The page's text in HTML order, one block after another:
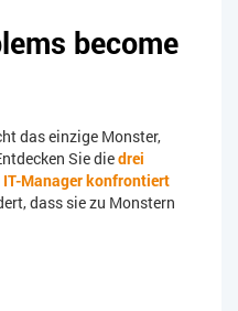
become
das einzige Monster,
Sie diedrei
Manager konfrontiert
dass sie zu Monstern